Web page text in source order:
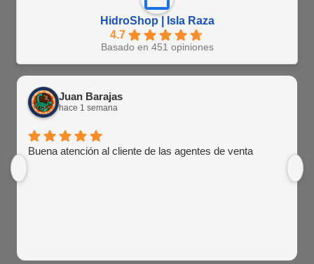
HidroShop | Isla Raza
4.7
Basado en 451 opiniones
Juan Barajas
hace 1 semana
Buena atención al cliente de las agentes de venta